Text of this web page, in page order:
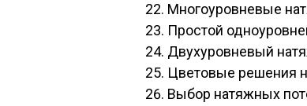
Многоуровневые
Простой
Двухуровневый
Цветовые решения
Выбор натяжных